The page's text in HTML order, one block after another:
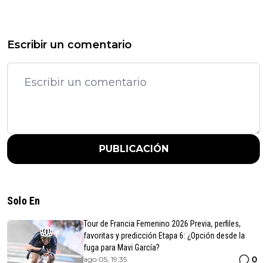
Escribir un comentario
PUBLICACIÓN
Solo En
Tour de Francia Femenino 2026 Previa, perfiles,
favoritas y predicción Etapa 6: ¿Opción desde la
fuga para Mavi García?
ago 05, 19:35 0